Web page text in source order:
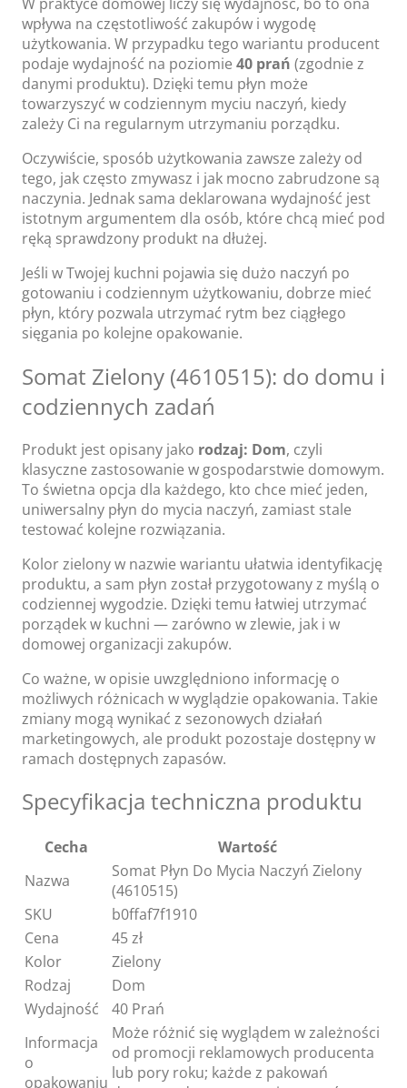
wpływa na częstotliwość zakupów i wygodę
użytkowania. W przypadku tego wariantu producent
podaje wydajność na poziomie 40 prań (zgodnie z
danymi produktu). Dzięki temu płyn może
towarzyszyć w codziennym myciu naczyń, kiedy
zależy Ci na regularnym utrzymaniu porządku.
Oczywiście, sposób użytkowania zawsze zależy od
tego, jak często zmywasz i jak mocno zabrudzone są
naczynia. Jednak sama deklarowana wydajność jest
istotnym argumentem dla osób, które chcą mieć pod
ręką sprawdzony produkt na dłużej.
Jeśli w Twojej kuchni pojawia się dużo naczyń po
gotowaniu i codziennym użytkowaniu, dobrze mieć
płyn, który pozwala utrzymać rytm bez ciągłego
sięgania po kolejne opakowanie.
Somat Zielony (4610515): do domu i
codziennych zadań
Produkt jest opisany jako rodzaj: Dom, czyli
klasyczne zastosowanie w gospodarstwie domowym.
To świetna opcja dla każdego, kto chce mieć jeden,
uniwersalny płyn do mycia naczyń, zamiast stale
testować kolejne rozwiązania.
Kolor zielony w nazwie wariantu ułatwia identyfikację
produktu, a sam płyn został przygotowany z myślą o
codziennej wygodzie. Dzięki temu łatwiej utrzymać
porządek w kuchni — zarówno w zlewie, jak i w
domowej organizacji zakupów.
Co ważne, w opisie uwzględniono informację o
możliwych różnicach w wyglądzie opakowania. Takie
zmiany mogą wynikać z sezonowych działań
marketingowych, ale produkt pozostaje dostępny w
ramach dostępnych zapasów.
Specyfikacja techniczna produktu
Cecha
Wartość
Nazwa
Somat Płyn Do Mycia Naczyń Zielony
(4610515)
SKU
b0ffaf7f1910
Cena
45 zł
Kolor
Zielony
Rodzaj
Dom
Wydajność
40 Prań
Informacja
o
opakowaniu
Może różnić się wyglądem w zależności
od promocji reklamowych producenta
lub pory roku; każde z pakowań